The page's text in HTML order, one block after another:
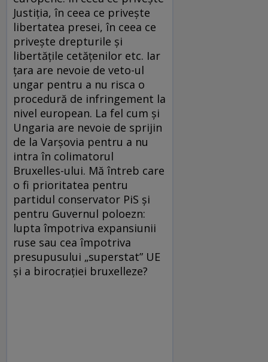
Justiția, în ceea ce privește
libertatea presei, în ceea ce
privește drepturile și
libertățile cetățenilor etc. Iar
țara are nevoie de veto-ul
ungar pentru a nu risca o
procedură de infringement la
nivel european. La fel cum și
Ungaria are nevoie de sprijin
de la Varșovia pentru a nu
intra în colimatorul
Bruxelles-ului. Mă întreb care
o fi prioritatea pentru
partidul conservator PiS și
pentru Guvernul poloezn:
lupta împotriva expansiunii
ruse sau cea împotriva
presupusului „superstat” UE
și a birocrației bruxelleze?